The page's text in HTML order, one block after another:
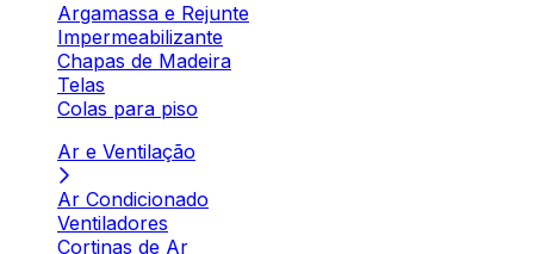
Argamassa e Rejunte
Impermeabilizante
Chapas de Madeira
Telas
Colas para piso
Ar e Ventilação
Ar Condicionado
Ventiladores
Cortinas de Ar